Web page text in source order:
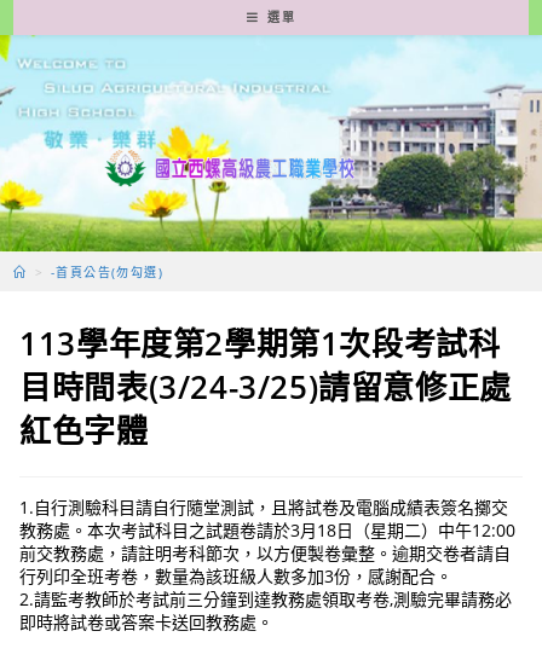
轉
至
要
容
選單
> -首頁公告(勿勾選)
113學年度第2學期第1次段考試科
目時間表(3/24-3/25)請留意修正處
紅色字體
1.自行測驗科目請自行隨堂測試，且將試卷及電腦成績表簽名擲交
教務處。本次考試科目之試題卷請於3月18日（星期二）中午12:00
前交教務處，請註明考科節次，以方便製卷彙整。逾期交卷者請自
行列印全班考卷，數量為該班級人數多加3份，感謝配合。
2.請監考教師於考試前三分鐘到達教務處領取考卷,測驗完畢請務必
即時將試卷或答案卡送回教務處。